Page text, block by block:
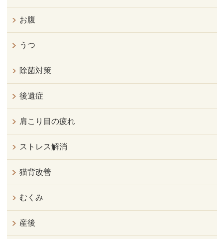
お腹
うつ
除菌対策
後遺症
肩こり目の疲れ
ストレス解消
猫背改善
むくみ
産後